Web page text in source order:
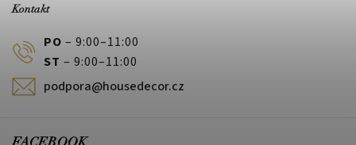
Kontakt
PO – 9:00–11:00
ST – 9:00–11:00
podpora@housedecor.cz